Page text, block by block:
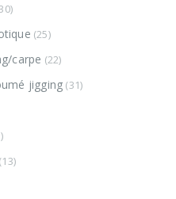
(25)
carpe (22)
jigging (31)
(13)